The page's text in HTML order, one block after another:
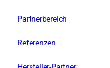
Partnerbereich
Referenzen
Basic 2026